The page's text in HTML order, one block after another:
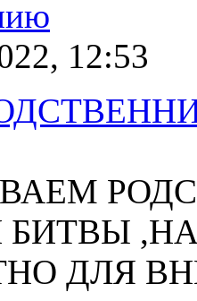
12:53
БИТВЫ
ДЛЯ